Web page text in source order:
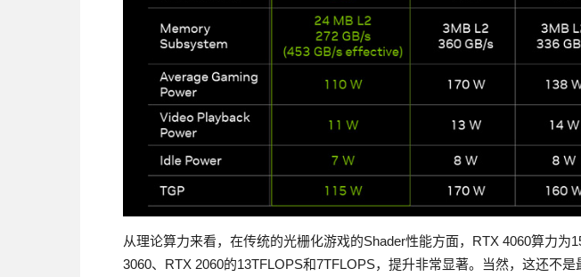
从理论算力来看，在传统的光栅化游戏的Shader性能方面，RTX 4060算力为
3060、RTX 2060的13TFLOPS和7TFLOPS，提升非常显著。当然，这还不